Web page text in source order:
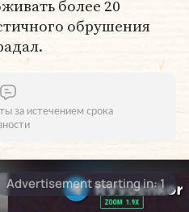
более 20
обрушения
за истечением срока